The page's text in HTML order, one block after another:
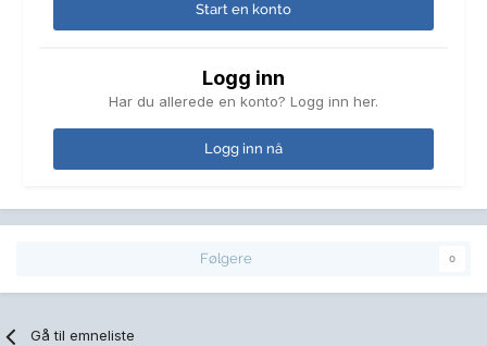
Start en konto
Logg inn
Har du allerede en konto? Logg inn her.
Logg inn nå
Følgere 0
Gå til emneliste